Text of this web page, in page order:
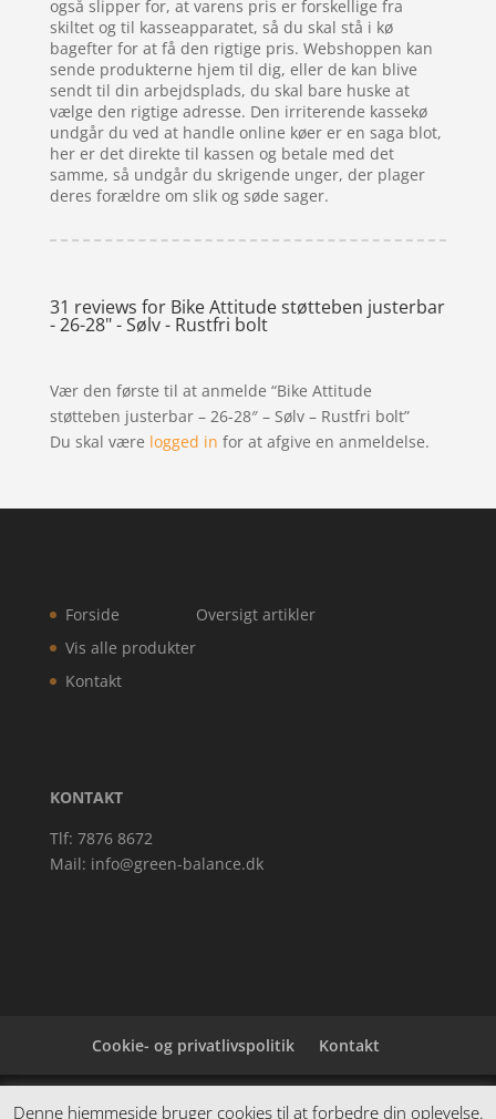
også slipper for, at varens pris er forskellige fra
skiltet og til kasseapparatet, så du skal stå i kø
bagefter for at få den rigtige pris. Webshoppen kan
sende produkterne hjem til dig, eller de kan blive
sendt til din arbejdsplads, du skal bare huske at
vælge den rigtige adresse. Den irriterende kassekø
undgår du ved at handle online køer er en saga blot,
her er det direkte til kassen og betale med det
samme, så undgår du skrigende unger, der plager
deres forældre om slik og søde sager.
31 reviews for Bike Attitude støtteben justerbar
- 26-28" - Sølv - Rustfri bolt
Vær den første til at anmelde “Bike Attitude
støtteben justerbar – 26-28″ – Sølv – Rustfri bolt”
Du skal være logged in for at afgive en anmeldelse.
Forside
Vis alle produkter
Kontakt
Oversigt artikler
KONTAKT
Tlf: 7876 8672
Mail: info@green-balance.dk
Cookie- og privatlivspolitik Kontakt
Denne hjemmeside samler et bredt udvalg af
Denne hjemmeside bruger cookies til at forbedre din oplevelse.